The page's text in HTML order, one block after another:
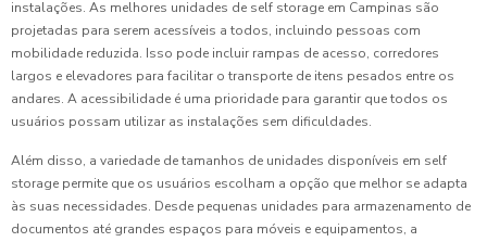
instalações. As melhores unidades de self storage em Campinas são
projetadas para serem acessíveis a todos, incluindo pessoas com
mobilidade reduzida. Isso pode incluir rampas de acesso, corredores
largos e elevadores para facilitar o transporte de itens pesados entre os
andares. A acessibilidade é uma prioridade para garantir que todos os
usuários possam utilizar as instalações sem dificuldades.
Além disso, a variedade de tamanhos de unidades disponíveis em self
storage permite que os usuários escolham a opção que melhor se adapta
às suas necessidades. Desde pequenas unidades para armazenamento de
documentos até grandes espaços para móveis e equipamentos, a